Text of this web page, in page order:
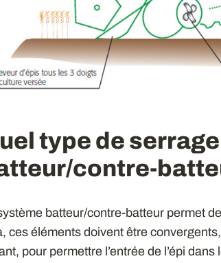
type de
contre-
batteur/contre-batteur permet
ces éléments doivent être convergents,
pour permettre l’entrée de l’épi